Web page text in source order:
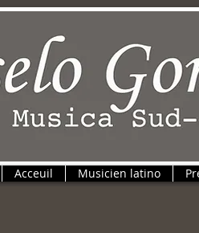
Acceuil Musicien latino